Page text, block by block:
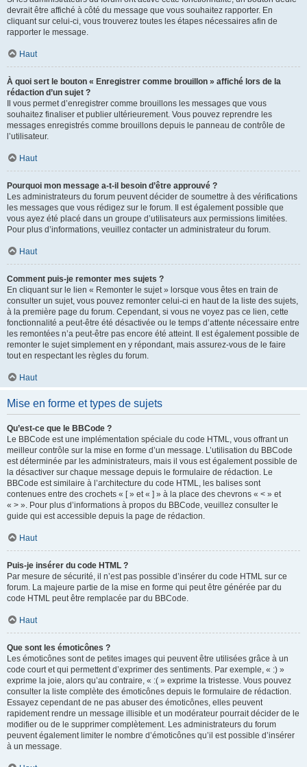
devrait être affiché à côté du message que vous souhaitez rapporter. En
cliquant sur celui-ci, vous trouverez toutes les étapes nécessaires afin de
rapporter le message.
Haut
À quoi sert le bouton « Enregistrer comme brouillon » affiché lors de la
rédaction d’un sujet ?
Il vous permet d’enregistrer comme brouillons les messages que vous
souhaitez finaliser et publier ultérieurement. Vous pouvez reprendre les
messages enregistrés comme brouillons depuis le panneau de contrôle de
l’utilisateur.
Haut
Pourquoi mon message a-t-il besoin d’être approuvé ?
Les administrateurs du forum peuvent décider de soumettre à des vérifications
les messages que vous rédigez sur le forum. Il est également possible que
vous ayez été placé dans un groupe d’utilisateurs aux permissions limitées.
Pour plus d’informations, veuillez contacter un administrateur du forum.
Haut
Comment puis-je remonter mes sujets ?
En cliquant sur le lien « Remonter le sujet » lorsque vous êtes en train de
consulter un sujet, vous pouvez remonter celui-ci en haut de la liste des sujets,
à la première page du forum. Cependant, si vous ne voyez pas ce lien, cette
fonctionnalité a peut-être été désactivée ou le temps d’attente nécessaire entre
les remontées n’a peut-être pas encore été atteint. Il est également possible de
remonter le sujet simplement en y répondant, mais assurez-vous de le faire
tout en respectant les règles du forum.
Haut
Mise en forme et types de sujets
Qu’est-ce que le BBCode ?
Le BBCode est une implémentation spéciale du code HTML, vous offrant un
meilleur contrôle sur la mise en forme d’un message. L’utilisation du BBCode
est déterminée par les administrateurs, mais il vous est également possible de
la désactiver sur chaque message depuis le formulaire de rédaction. Le
BBCode est similaire à l’architecture du code HTML, les balises sont
contenues entre des crochets « [ » et « ] » à la place des chevrons « < » et
« > ». Pour plus d’informations à propos du BBCode, veuillez consulter le
guide qui est accessible depuis la page de rédaction.
Haut
Puis-je insérer du code HTML ?
Par mesure de sécurité, il n’est pas possible d’insérer du code HTML sur ce
forum. La majeure partie de la mise en forme qui peut être générée par du
code HTML peut être remplacée par du BBCode.
Haut
Que sont les émoticônes ?
Les émoticônes sont de petites images qui peuvent être utilisées grâce à un
code court et qui permettent d’exprimer des sentiments. Par exemple, « :) »
exprime la joie, alors qu’au contraire, « :( » exprime la tristesse. Vous pouvez
consulter la liste complète des émoticônes depuis le formulaire de rédaction.
Essayez cependant de ne pas abuser des émoticônes, elles peuvent
rapidement rendre un message illisible et un modérateur pourrait décider de le
modifier ou de le supprimer complètement. Les administrateurs du forum
peuvent également limiter le nombre d’émoticônes qu’il est possible d’insérer
à un message.